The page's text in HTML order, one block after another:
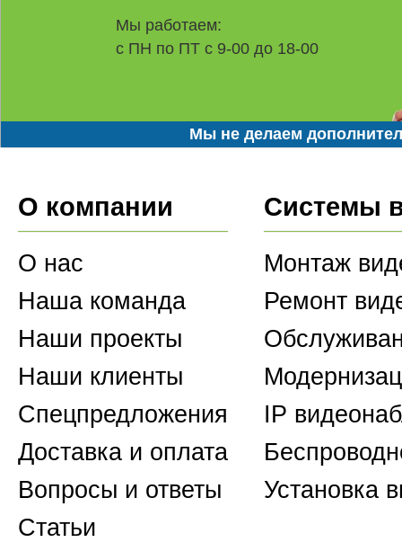
Мы работаем:
с ПН по ПТ с 9-00 до 18-00
Мы не делаем
О компании
О нас
Наша команда
Наши проекты
Наши клиенты
Спецпредложения
Доставка и оплата
Вопросы и ответы
Статьи
Системы
Монтаж
Ремонт
IP
Установка